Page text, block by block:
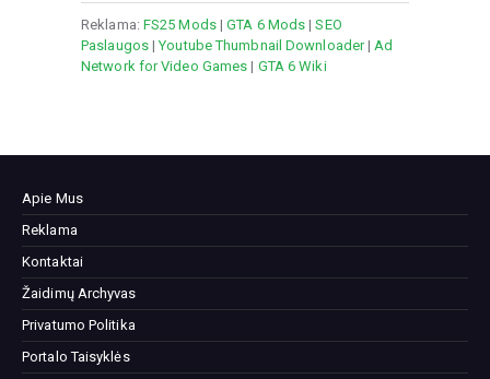
Reklama: FS25 Mods|GTA 6 Mods |SEO
Paslaugos|Youtube Thumbnail Downloader|Ad
Network for Video Games | GTA 6 Wiki
Apie Mus
Reklama
Kontaktai
Žaidimų Archyvas
Privatumo Politika
Portalo Taisyklės